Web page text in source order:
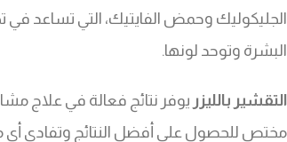
الجليكوليك وحمض الفايتيك، التي تساعد في
البشرة وتوحد لونها.
التقشير بالليزر يوفر نتائج فعالة في علاج
مختص للحصول على أفضل النتائج وتفادي